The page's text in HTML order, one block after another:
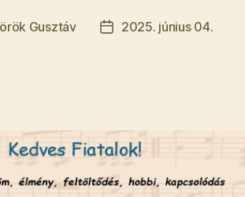
Gusztáv
Bejegyzés
2025. június 04.